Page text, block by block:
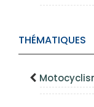
THÉMATIQUES